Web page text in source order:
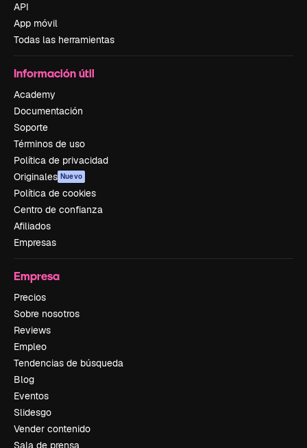
API
App móvil
Todas las herramientas
Información útil
Academy
Documentación
Soporte
Términos de uso
Política de privacidad
Originales Nuevo
Política de cookies
Centro de confianza
Afiliados
Empresas
Empresa
Precios
Sobre nosotros
Reviews
Empleo
Tendencias de búsqueda
Blog
Eventos
Slidesgo
Vender contenido
Sala de prensa